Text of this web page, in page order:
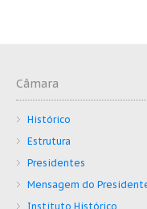
Câmara
Histórico
Estrutura
Presidentes
Mensagem do
Instituto Histórico